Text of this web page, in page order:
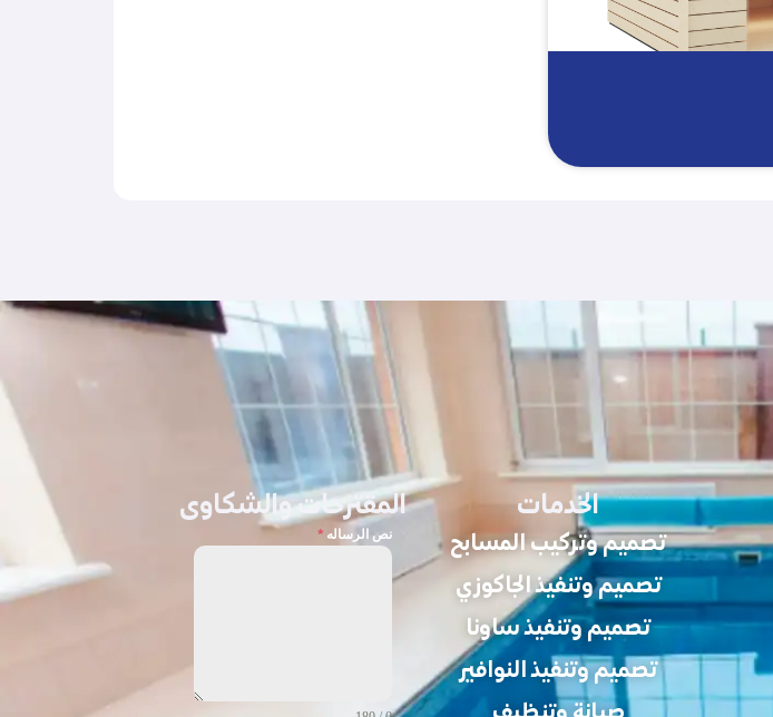
الخدمات
تصميم وتركيب المسابح
تصميم وتنفيذ الجاكوزي
تصميم وتنفيذ ساونا
تصميم وتنفيذ النوافير
المقترحات والشكاوى
نص الرساله *